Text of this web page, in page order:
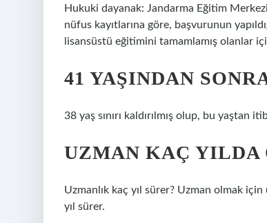
Hukuki dayanak: Jandarma Eğitim
nüfus kayıtlarına göre, başvurunun
lisansüstü eğitimini tamamlamış olanlar
41 YAŞINDAN
38 yaş sınırı kaldırılmış olup, bu yaştan
UZMAN KAÇ YILDA
Uzmanlık kaç yıl sürer? Uzman olmak
yıl sürer.